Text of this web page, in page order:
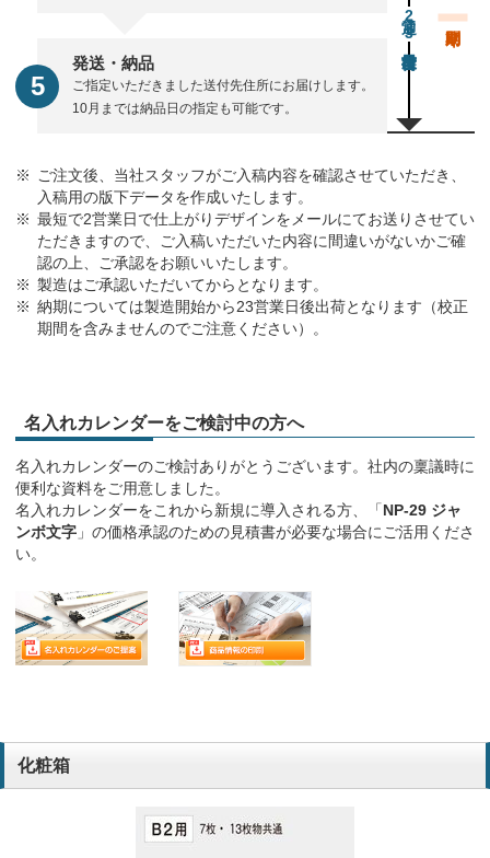
発送・納品
ご指定いただきました送付先住所にお届けします。
10月までは納品日の指定も可能です。
通常23営業日後出荷
ご注文後、当社スタッフがご入稿内容を確認させていただき、
入稿用の版下データを作成いたします。
最短で2営業日で仕上がりデザインをメールにてお送りさせてい
ただきますので、ご入稿いただいた内容に間違いがないかご確
認の上、ご承認をお願いいたします。
製造はご承認いただいてからとなります。
納期については製造開始から23営業日後出荷となります（校正
期間を含みませんのでご注意ください）。
名入れカレンダーをご検討中の方へ
名入れカレンダーのご検討ありがとうございます。社内の稟議時に
便利な資料をご用意しました。
名入れカレンダーをこれから新規に導入される方、「NP-29 ジャ
ンボ文字 」の価格承認のための見積書が必要な場合にご活用くださ
い。
化粧箱